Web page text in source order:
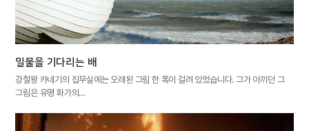
밀물을 기다리는 배
강철왕 카네기의 집무실에는 오래된 그림 한 폭이 걸려 있었습니다. 그가 아끼던 그
그림은 유명 화가의…